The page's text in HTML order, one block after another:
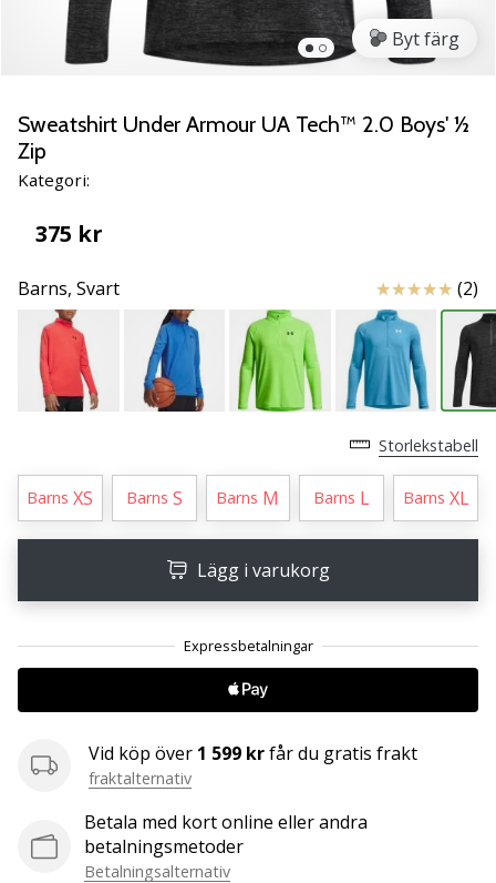
känna
PUMA
Accelerate
NITRO
SQD
handbollsskorna!
de
tekniska
uppdateringarna
och
ta
reda
det…
1 min. läsning
Become
a
Ambassador
our
brand
Are
Byt färg
Sweatshirt Under Armour UA Tech™ 2.0 Boys' ½
Zip
Kategori:
375 kr
Barns, Svart Recensioner
(2)
Storlekstabell
Barns XS Barns S Barns M Barns L Barns XL
Lägg i varukorg
Vid köp över 1 599 krfår du gratis frakt
fraktalternativ
Betala med kort online eller andra
betalningsmetoder
Betalningsalternativ